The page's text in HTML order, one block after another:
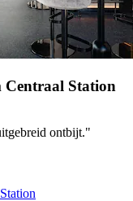
Centraal Station
ontbijt."